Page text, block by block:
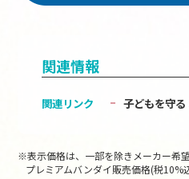
関連情報
関連リンク 子どもを守
※表示価格は、一部を除きメーカー希
プレミアムバンダイ販売価格(税10%